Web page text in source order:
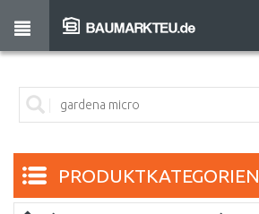
PRODUKTKATEGORIEN